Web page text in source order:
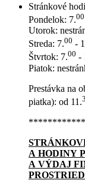
Stránkové
Pondelok: 7.00
Utorok:
Streda: 7.00 -
Štvrtok: 7.00 -
Piatok:
Prestávka na
piatka): od 11.
A HODINY
A VÝDAJ